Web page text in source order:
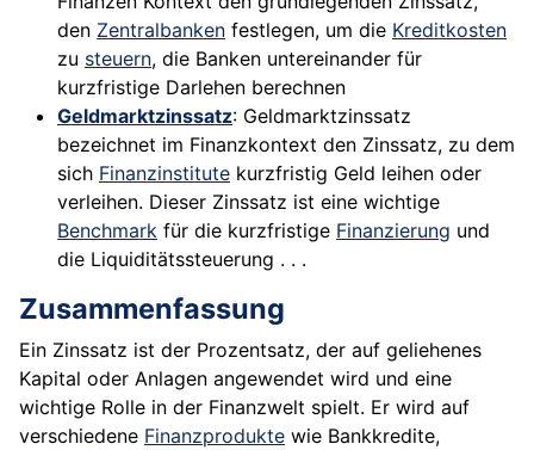
den Zentralbanken festlegen, um die Kreditkosten
zu steuern, die Banken untereinander für
kurzfristige Darlehen berechnen
Geldmarktzinssatz: Geldmarktzinssatz
bezeichnet im Finanzkontext den Zinssatz, zu dem
sich Finanzinstitute kurzfristig Geld leihen oder
verleihen. Dieser Zinssatz ist eine wichtige
Benchmark für die kurzfristige Finanzierung und
die Liquiditätssteuerung . . .
Zusammenfassung
Ein Zinssatz ist der Prozentsatz, der auf geliehenes
Kapital oder Anlagen angewendet wird und eine
wichtige Rolle in der Finanzwelt spielt. Er wird auf
verschiedene Finanzprodukte wie Bankkredite,